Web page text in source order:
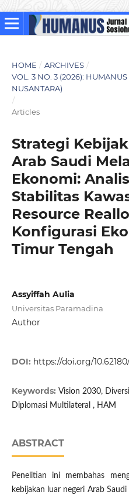
HOME / ARCHIVES /
VOL. 3 NO. 3 (2026):
NUSANTARA)
/
Articles
Strategi
Arab Saudi
Ekonomi:
Stabilitas
Resource
Konfigurasi
Timur Tengah
Assyiffah Aulia
Universitas Paramadina
Author
DOI: https://doi.org/
Keywords: Vision 2030,
Diplomasi Multilateral , HAM
ABSTRACT
Penelitian ini membahas
kebijakan luar negeri Arab